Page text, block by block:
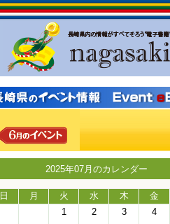
2025年07月のカレンダー
日 月 火 水 木 金
1
2 3 4